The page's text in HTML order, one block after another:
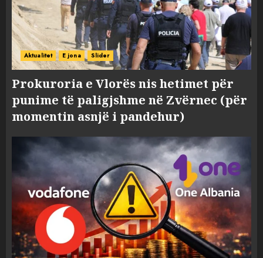
Aktualitet E jona Slider
Prokuroria e Vlorës nis hetimet për
punime të paligjshme në Zvërnec (për
momentin asnjë i pandehur)